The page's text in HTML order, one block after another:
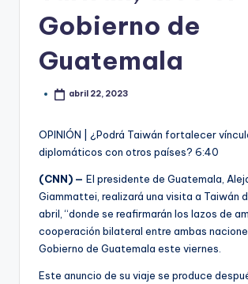
Gobierno de
Guatemala
abril 22, 2023
OPINIÓN | ¿Podrá Taiwán fortalecer
diplomáticos con otros países? 6:40
(CNN) — El presidente de Guatemala,
Giammattei, realizará una visita a Taiwán
abril, “donde se reafirmarán los lazos de
cooperación bilateral entre ambas
Gobierno de Guatemala este viernes.
Este anuncio de su viaje se produce